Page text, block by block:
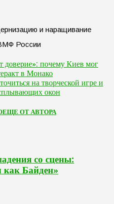
доверие»: почему Киев мог
в Монако
на творческой игре и
окон
ЕЩЕ ОТ АВТОРА
со сцены:
как Байден»